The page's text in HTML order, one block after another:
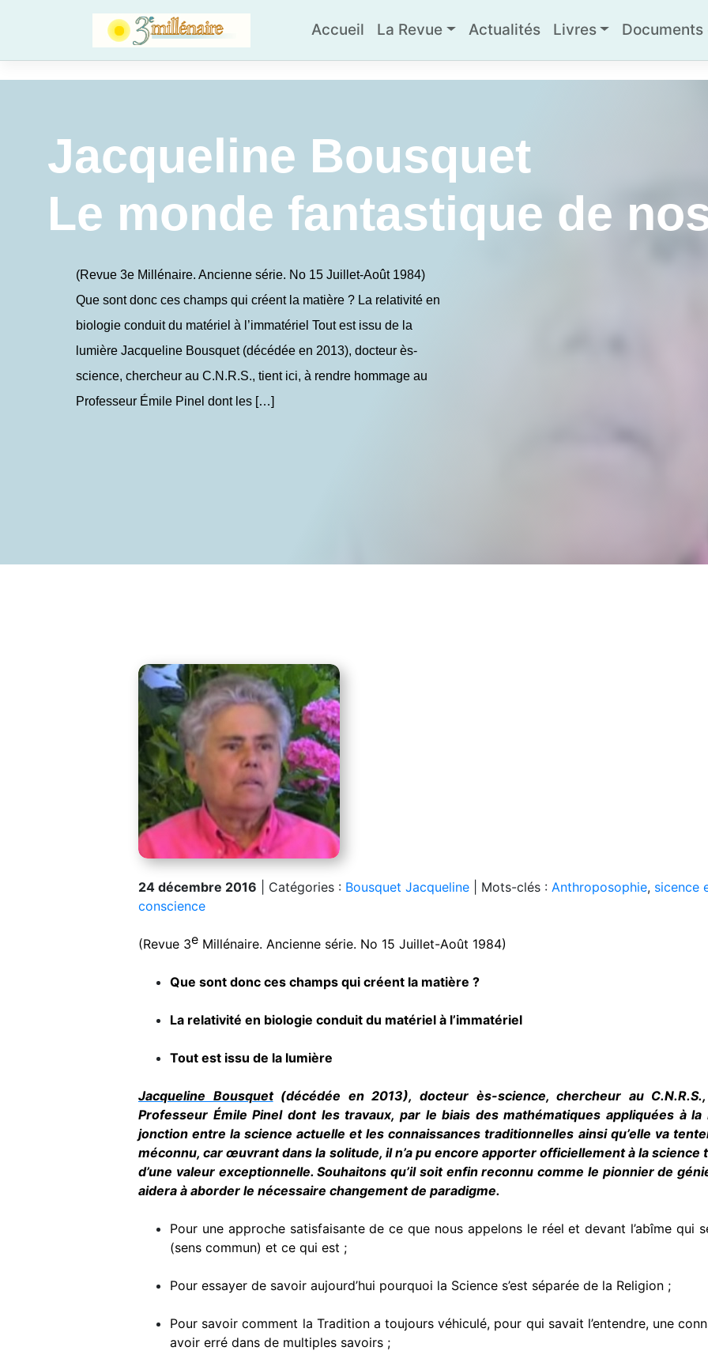
Accueil La Revue Actualités Livres
Jacqueline Bousquet
Le monde fantastique de
(Revue 3e Millénaire. Ancienne série. No 15 Juillet-Août 1984)
Que sont donc ces champs qui créent la matière ? La relativité en
biologie conduit du matériel à l’immatériel Tout est issu de la
lumière Jacqueline Bousquet (décédée en 2013), docteur ès-
science, chercheur au C.N.R.S., tient ici, à rendre hommage au
Professeur Émile Pinel dont les […]
24 décembre 2016 Catégories : Bousquet Jacqueline Mots-clés : Anthroposophie, sicence
conscience
(Revue 3e Millénaire. Ancienne série. No 15 Juillet-Août 1984)
Que sont donc ces champs qui créent la matière ?
La relativité en biologie conduit du matériel à l’immatériel
Tout est issu de la lumière
Jacqueline Bousquet(décédée en 2013), docteur ès-science, chercheur au
Professeur Émile Pinel dont les travaux, par le biais des mathémati­ques appliquées à
jonction entre la science actuelle et les connaissances tra­ditionnelles ainsi qu’elle va
méconnu, car œuvrant dans la soli­tude, il n’a pu encore apporter officiellement à la
d’une valeur ex­ceptionnelle. Souhai­tons qu’il soit enfin re­connu comme le pion­nier de
aidera à aborder le nécessaire change­ment de paradigme.
Pour une approche satisfaisante de ce que nous appelons le réel et devant l’abîme qui
(sens commun) et ce qui est ;
Pour essayer de savoir aujourd’hui pourquoi la Science s’est séparée de la Religion ;
Pour savoir comment la Tradition a toujours véhiculé, pour qui savait l’entendre, une
avoir erré dans de multiples savoirs ;